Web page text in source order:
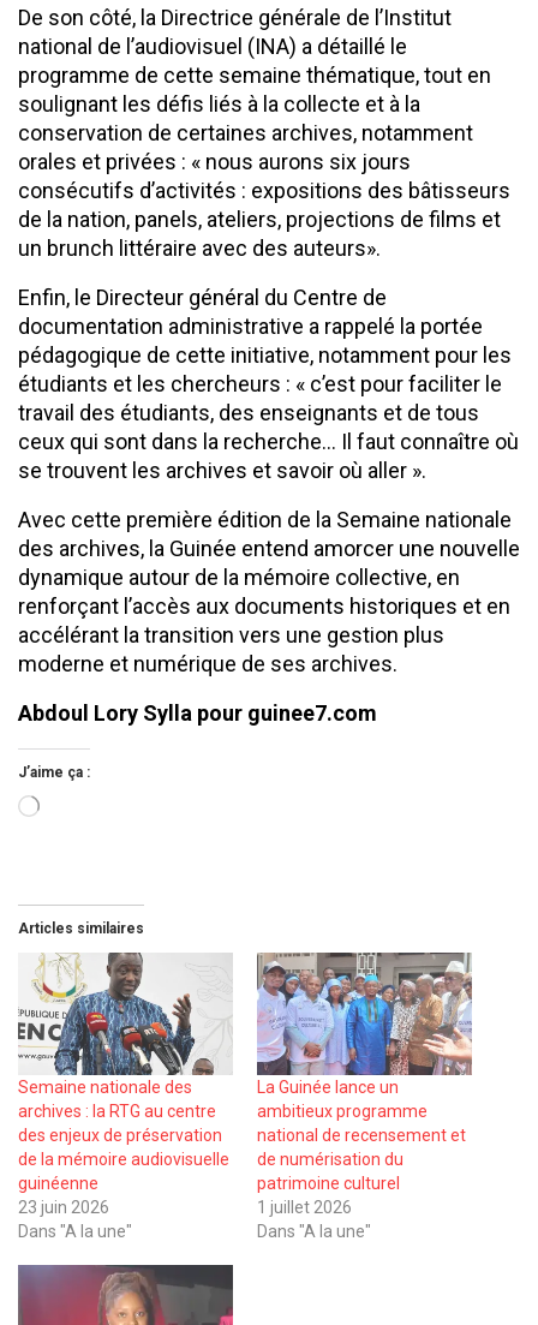
De son côté, la Directrice générale de l’Institut
national de l’audiovisuel (INA) a détaillé le
programme de cette semaine thématique, tout en
soulignant les défis liés à la collecte et à la
conservation de certaines archives, notamment
orales et privées : « nous aurons six jours
consécutifs d’activités : expositions des bâtisseurs
de la nation, panels, ateliers, projections de films et
un brunch littéraire avec des auteurs».
Enfin, le Directeur général du Centre de
documentation administrative a rappelé la portée
pédagogique de cette initiative, notamment pour les
étudiants et les chercheurs : « c’est pour faciliter le
travail des étudiants, des enseignants et de tous
ceux qui sont dans la recherche… Il faut connaître où
se trouvent les archives et savoir où aller ».
Avec cette première édition de la Semaine nationale
des archives, la Guinée entend amorcer une nouvelle
dynamique autour de la mémoire collective, en
renforçant l’accès aux documents historiques et en
accélérant la transition vers une gestion plus
moderne et numérique de ses archives.
Abdoul Lory Sylla pour guinee7.com
J’aime ça :
Chargement…
Articles similaires
Semaine nationale des
archives : la RTG au centre
des enjeux de préservation
de la mémoire audiovisuelle
guinéenne
23 juin 2026
Dans "A la une"
La Guinée lance un
ambitieux programme
national de recensement et
de numérisation du
patrimoine culturel
1 juillet 2026
Dans "A la une"